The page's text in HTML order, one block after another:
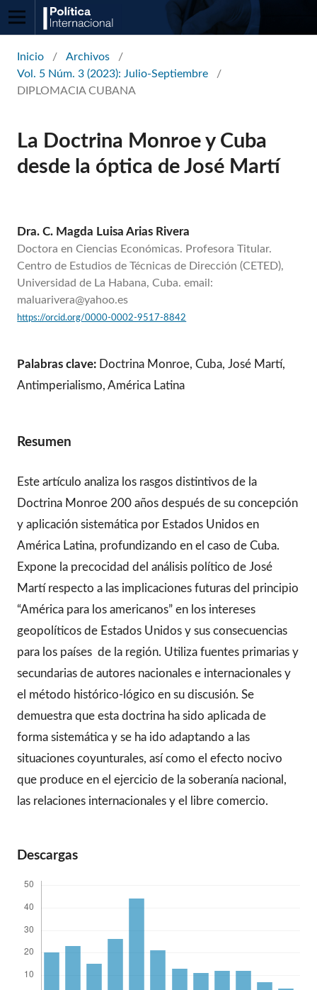
Inicio / Archivos
/
Vol. 5 Núm. 3 (2023): Julio-Septiembre
/
DIPLOMACIA CUBANA
La Doctrina Monroe y Cuba
desde la óptica de José Martí
Dra. C. Magda Luisa Arias Rivera
Doctora en Ciencias Económicas. Profesora Titular.
Centro de Estudios de Técnicas de Dirección (CETED),
Universidad de La Habana, Cuba. email:
maluarivera@yahoo.es
https://orcid.org/0000-0002-9517-8842
Palabras clave: Doctrina Monroe, Cuba, José Martí,
Antimperialismo, América Latina
Resumen
Este artículo analiza los rasgos distintivos de la
Doctrina Monroe 200 años después de su concepción
y aplicación sistemática por Estados Unidos en
América Latina, profundizando en el caso de Cuba.
Expone la precocidad del análisis político de José
Martí respecto a las implicaciones futuras del principio
“América para los americanos” en los intereses
geopolíticos de Estados Unidos y sus consecuencias
para los países de la región. Utiliza fuentes primarias y
secundarias de autores nacionales e internacionales y
el método histórico-lógico en su discusión. Se
demuestra que esta doctrina ha sido aplicada de
forma sistemática y se ha ido adaptando a las
situaciones coyunturales, así como el efecto nocivo
que produce en el ejercicio de la soberanía nacional,
las relaciones internacionales y el libre comercio.
Descargas